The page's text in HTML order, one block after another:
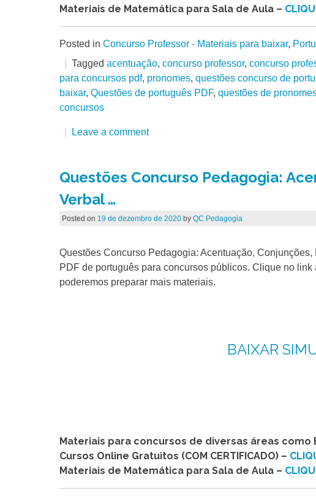
Materiais de Matemática para Sala de Aula –
Posted in Concurso Professor - Materiais para baixar,
Tagged acentuação, concurso professor, concurso
para concursos pdf, pronomes, questões concurso de
baixar, Questões de português PDF, questões de
concursos
Leave a comment
Questões Concurso Pedagogia:
Verbal …
Posted on 19 de dezembro de 2020by QC Pedagogia
Questões Concurso Pedagogia: Acentuação,
PDF de português para concursos públicos. Clique no
poderemos preparar mais materiais.
BAIXAR
Materiais para concursos de diversas áreas
Cursos Online Gratuitos (COM CERTIFICADO) –
Materiais de Matemática para Sala de Aula –